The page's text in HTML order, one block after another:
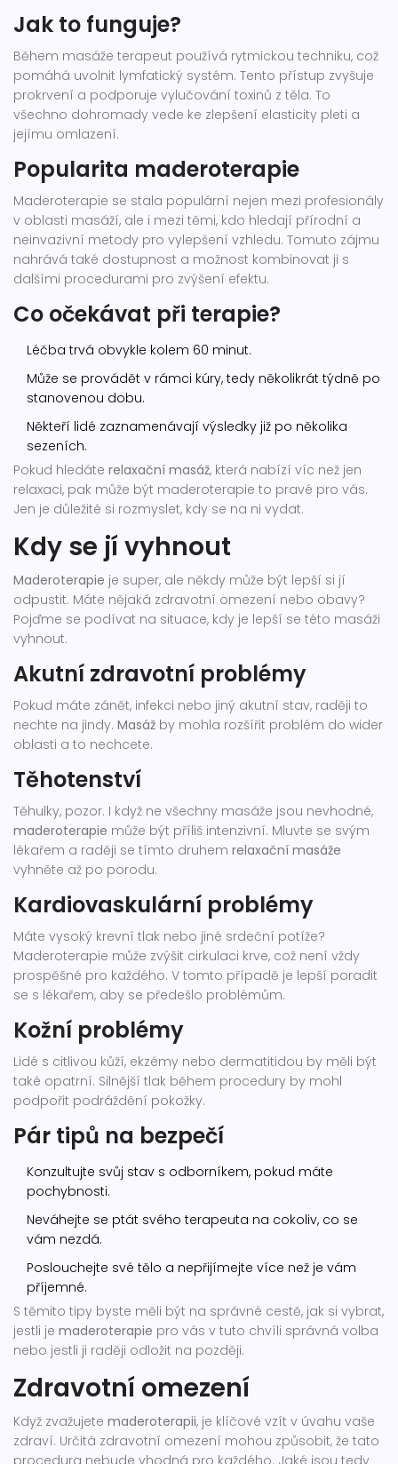
Jak to funguje?
Během masáže terapeut používá rytmickou techniku, což
pomáhá uvolnit lymfatický systém. Tento přístup zvyšuje
prokrvení a podporuje vylučování toxinů z těla. To
všechno dohromady vede ke zlepšení elasticity pleti a
jejímu omlazení.
Popularita maderoterapie
Maderoterapie se stala populární nejen mezi profesionály
v oblasti masáží, ale i mezi těmi, kdo hledají přírodní a
neinvazivní metody pro vylepšení vzhledu. Tomuto zájmu
nahrává také dostupnost a možnost kombinovat ji s
dalšími procedurami pro zvýšení efektu.
Co očekávat při terapie?
Léčba trvá obvykle kolem 60 minut.
Může se provádět v rámci kúry, tedy několikrát týdně po
stanovenou dobu.
Někteří lidé zaznamenávají výsledky již po několika
sezeních.
Pokud hledáte relaxační masáž, která nabízí víc než jen
relaxaci, pak může být maderoterapie to pravé pro vás.
Jen je důležité si rozmyslet, kdy se na ni vydat.
Kdy se jí vyhnout
Maderoterapie je super, ale někdy může být lepší si jí
odpustit. Máte nějaká zdravotní omezení nebo obavy?
Pojďme se podívat na situace, kdy je lepší se této masáži
vyhnout.
Akutní zdravotní problémy
Pokud máte zánět, infekci nebo jiný akutní stav, raději to
nechte na jindy. Masáž by mohla rozšířit problém do wider
oblasti a to nechcete.
Těhotenství
Těhulky, pozor. I když ne všechny masáže jsou nevhodné,
maderoterapie může být příliš intenzivní. Mluvte se svým
lékařem a raději se tímto druhem relaxační masáže
vyhněte až po porodu.
Kardiovaskulární problémy
Máte vysoký krevní tlak nebo jiné srdeční potíže?
Maderoterapie může zvýšit cirkulaci krve, což není vždy
prospěšné pro každého. V tomto případě je lepší poradit
se s lékařem, aby se předešlo problémům.
Kožní problémy
Lidé s citlivou kůží, ekzémy nebo dermatitidou by měli být
také opatrní. Silnější tlak během procedury by mohl
podpořit podráždění pokožky.
Pár tipů na bezpečí
Konzultujte svůj stav s odborníkem, pokud máte
pochybnosti.
Neváhejte se ptát svého terapeuta na cokoliv, co se
vám nezdá.
Poslouchejte své tělo a nepřijímejte více než je vám
příjemné.
S těmito tipy byste měli být na správné cestě, jak si vybrat,
jestli je maderoterapie pro vás v tuto chvíli správná volba
nebo jestli ji raději odložit na později.
Zdravotní omezení
Když zvažujete maderoterapii, je klíčové vzít v úvahu vaše
zdraví. Určitá zdravotní omezení mohou způsobit, že tato